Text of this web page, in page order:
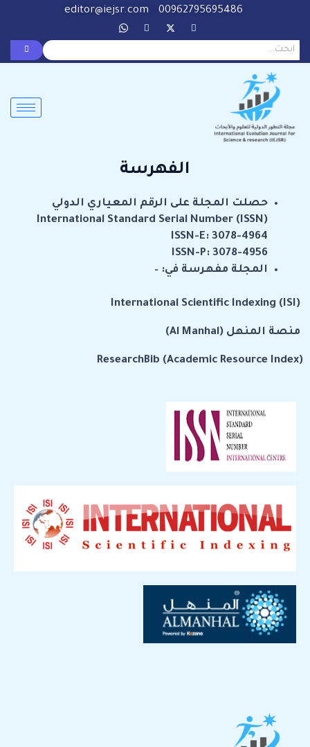
المحتوى
00962795695486
editor@iejsr.com
الفهرسة
حصلت المجلة على الرقم المعياري الدولي
International Standard Serial Number (ISSN)
ISSN-E: 3078-4964
ISSN-P: 3078-4956
المجلة مفهرسة في: –
منصة المنهل (Al Manhal)
ResearchBib (Academic Resource Index)